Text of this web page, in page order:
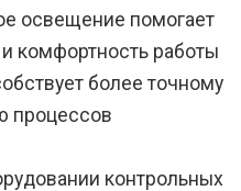
освещение помогает
комфортность работы
более точному
процессов
контрольных